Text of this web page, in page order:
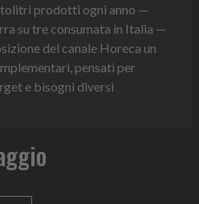
prodotti ogni anno —
su tre consumata in Italia —
del canale Horeca un
pensati per
e bisogni diversi